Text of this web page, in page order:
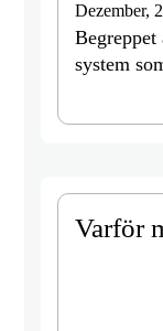
Dezember,
Begreppet
system
Varför